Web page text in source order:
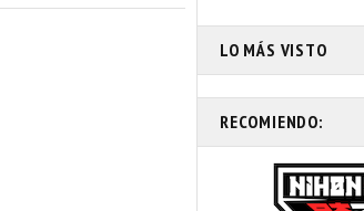
LO MÁS VISTO
RECOMIENDO: